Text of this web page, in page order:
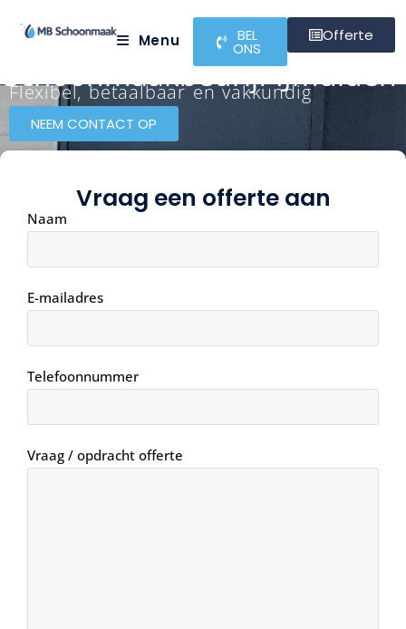
Menu BEL
ONS
Offerte
Schoonmaakbedrijf IJmuiden
Flexibel, betaalbaar en vakkundig
NEEM CONTACT OP
Vraag een offerte aan
Naam
E-mailadres
Telefoonnummer
Vraag / opdracht offerte